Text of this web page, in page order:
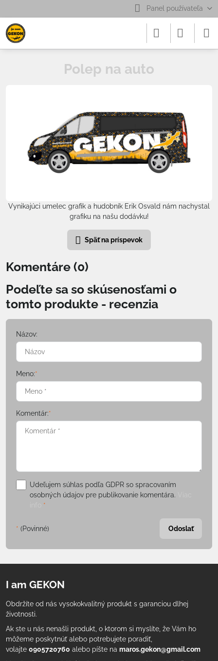
Panel používateľa
Polep na auto
Vynikajúci umelec grafik a hudobník Erik Osvald nám nachystal
grafiku na našu dodávku!
Späť na príspevok
Komentáre (0)
Podeľte sa so skúsenosťami o
tomto produkte - recenzia
Názov:
Meno:*
Komentár:*
Udeľujem súhlas podľa GDPR so spracovaním
osobných údajov pre publikovanie komentára.
*
* (Povinné) Odoslať
I am GEKON
Obdržíte od nás vysokokvalitný produkt s garanciou dlhej
životnosti.
Ak ste u nás nenašli produkt, o ktorom si myslíte, že Vám ho
môžeme poskytnúť alebo potrebujete poradiť,
volajte 0905720760 alebo píšte na maros.gekon@gmail.com